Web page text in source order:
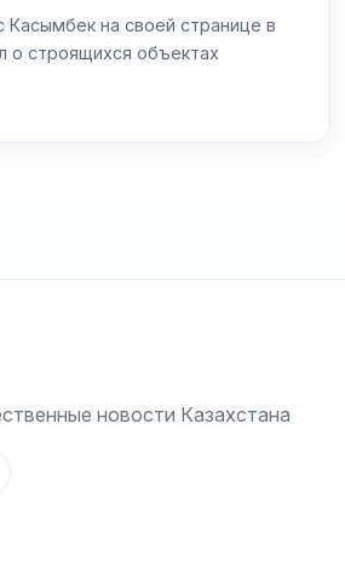
на своей странице в
о строящихся объектах
новости Казахстана